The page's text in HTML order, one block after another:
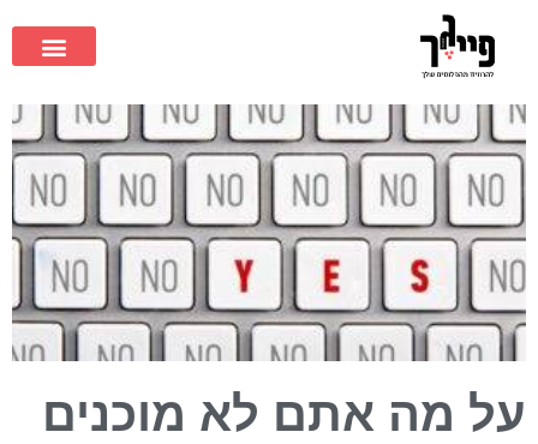
על מה אתם לא מוכנים